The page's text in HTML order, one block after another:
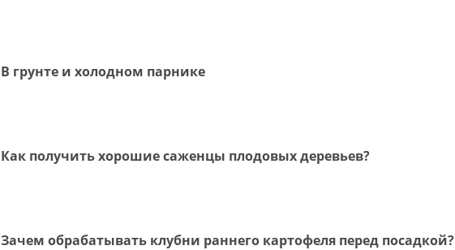
В грунте и холодном парнике
Как получить хорошие саженцы плодовых деревьев?
Зачем обрабатывать клубни раннего картофеля перед посадкой?